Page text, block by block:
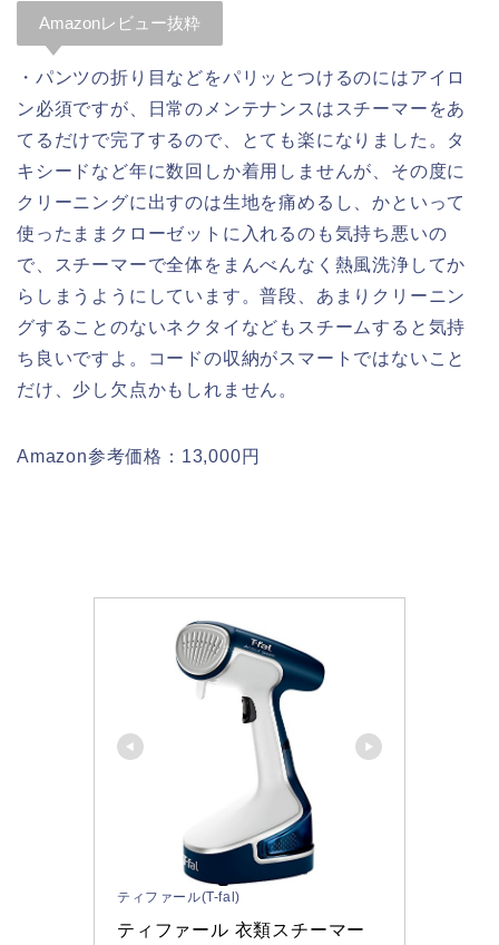
Amazonレビュー抜粋
・パンツの折り目などをパリッとつけるのにはアイロ
ン必須ですが、日常のメンテナンスはスチーマーをあ
てるだけで完了するので、とても楽になりました。タ
キシードなど年に数回しか着用しませんが、その度に
クリーニングに出すのは生地を痛めるし、かといって
使ったままクローゼットに入れるのも気持ち悪いの
で、スチーマーで全体をまんべんなく熱風洗浄してか
らしまうようにしています。普段、あまりクリーニン
グすることのないネクタイなどもスチームすると気持
ち良いですよ。コードの収納がスマートではないこと
だけ、少し欠点かもしれません。
Amazon参考価格：13,000円
ティファール(T-fal)
ティファール 衣類スチーマー